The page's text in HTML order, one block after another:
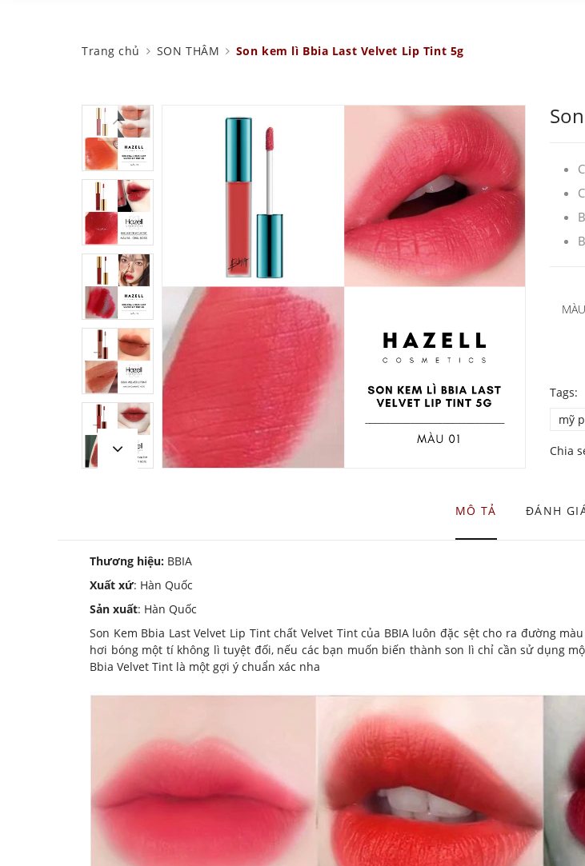
Trang chủ SON THÂM Son kem lì Bbia Last Velvet Lip Tint 5g
MÀU
Tags:
mỹ
Chia
MÔ TẢ ĐÁNH
Thương hiệu: BBIA
Xuất xứ: Hàn Quốc
Sản xuất: Hàn Quốc
Son Kem Bbia Last Velvet Lip Tint chất Velvet Tint của BBIA luôn đặc sệt cho ra đường
hơi bóng một tí không lì tuyệt đối, nếu các bạn muốn biến thành son lì chỉ cần sử dụng
Bbia Velvet Tint là một gợi ý chuẩn xác nha